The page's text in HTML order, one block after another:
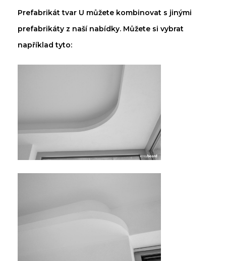
Prefabrikát tvar U můžete kombinovat s jinými
prefabrikáty z naší nabídky. Můžete si vybrat
například tyto: